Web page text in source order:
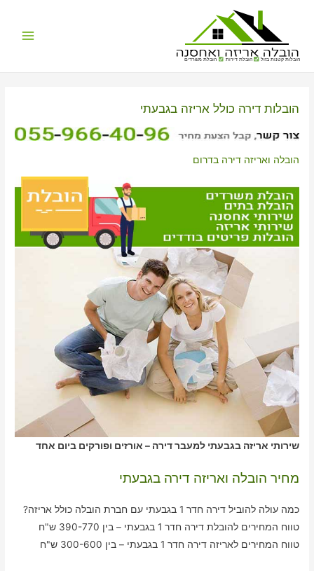
הובלות קטנות בזול הובלת דירות הובלת משרדים
הובלות דירה כולל אריזה בגבעתי
הובלה ואריזה דירה בדרום
שירותי אריזה בגבעתי למעבר דירה – אורזים ופורקים ביום אחד
מחיר הובלה ואריזה דירה בגבעתי
כמה עולה להוביל דירה חדר 1 בגבעתי עם חברת הובלה כולל אריזה?
טווח המחירים להובלת דירה חדר 1 בגבעתי – בין 390-770 ש"ח
טווח המחירים לאריזה דירה חדר 1 בגבעתי – בין 300-600 ש"ח